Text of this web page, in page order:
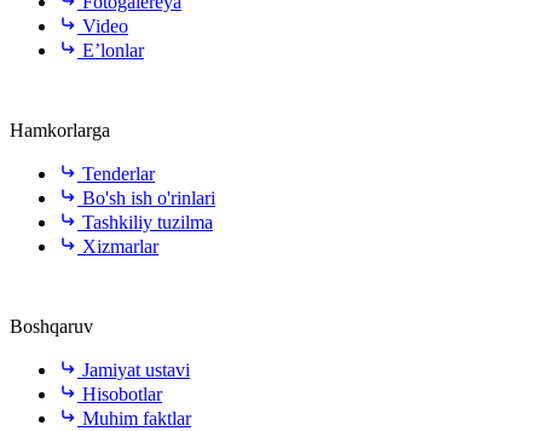
Video
E’lonlar
Hamkorlarga
Tenderlar
Bo'sh ish o'rinlari
Tashkiliy tuzilma
Xizmarlar
Boshqaruv
Jamiyat ustavi
Hisobotlar
Muhim faktlar